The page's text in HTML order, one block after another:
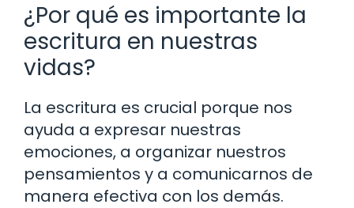
¿Por qué es importante la
escritura en nuestras
vidas?
La escritura es crucial porque nos
ayuda a expresar nuestras
emociones, a organizar nuestros
pensamientos y a comunicarnos de
manera efectiva con los demás.